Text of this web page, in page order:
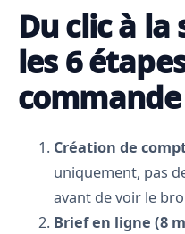
Du clic à la
les 6
commande
Création de
uniquement, pas
avant de voir le
Brief en ligne (8